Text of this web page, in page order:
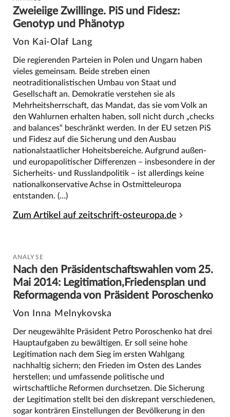
Zweieiige Zwillinge. PiS und Fidesz:
Genotyp und Phänotyp
Von Kai-Olaf Lang
Die regierenden Parteien in Polen und Ungarn haben
vieles gemeinsam. Beide streben einen
neotraditionalistischen Umbau von Staat und
Gesellschaft an. Demokratie verstehen sie als
Mehrheitsherrschaft, das Mandat, das sie vom Volk an
den Wahlurnen erhalten haben, soll nicht durch „checks
and balances“ beschränkt werden. In der EU setzen PiS
und Fidesz auf die Sicherung und den Ausbau
nationalstaatlicher Hoheitsbereiche. Aufgrund außen-
und europapolitischer Differenzen – insbesondere in der
Sicherheits- und Russlandpolitik – ist allerdings keine
nationalkonservative Achse in Ostmitteleuropa
entstanden. (…)
Zum Artikel auf zeitschrift-osteuropa.de
ANALYSE
Nach den Präsidentschaftswahlen vom 25.
Mai 2014: Legitimation,Friedensplan und
Reformagenda von Präsident Poroschenko
Von Inna Melnykovska
Der neugewählte Präsident Petro Poroschenko hat drei
Hauptaufgaben zu bewältigen. Er soll seine hohe
Legitimation nach dem Sieg im ersten Wahlgang
nachhaltig sichern; den Frieden im Osten des Landes
herstellen; und umfassende politische und
wirtschaftliche Reformen durchsetzen. Die Sicherung
der Legitimation stellt bei den diskrepant verschiedenen,
sogar konträren Einstellungen der Bevölkerung in den